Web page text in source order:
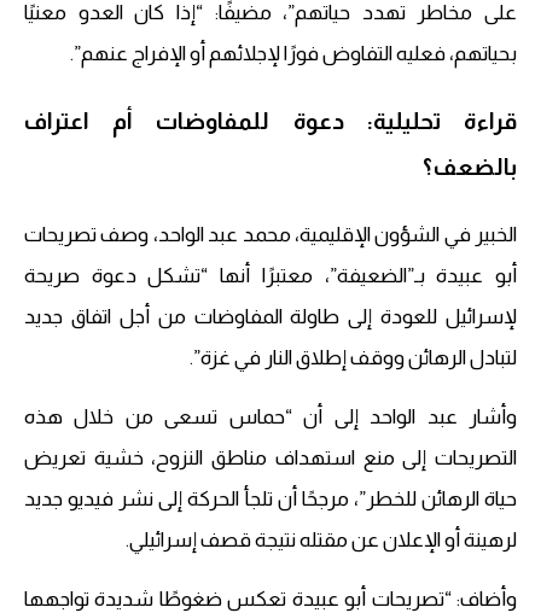
على مخاطر تهدد حياتهم”، مضيفًا: “إذا كان العدو معنيًا
بحياتهم، فعليه التفاوض فورًا لإجلائهم أو الإفراج عنهم”.
قراءة تحليلية: دعوة للمفاوضات أم اعتراف
بالضعف؟
الخبير في الشؤون الإقليمية، محمد عبد الواحد، وصف تصريحات
أبو عبيدة بـ”الضعيفة”، معتبرًا أنها “تشكل دعوة صريحة
لإسرائيل للعودة إلى طاولة المفاوضات من أجل اتفاق جديد
لتبادل الرهائن ووقف إطلاق النار في غزة”.
وأشار عبد الواحد إلى أن “حماس تسعى من خلال هذه
التصريحات إلى منع استهداف مناطق النزوح، خشية تعريض
حياة الرهائن للخطر”، مرجحًا أن تلجأ الحركة إلى نشر فيديو جديد
لرهينة أو الإعلان عن مقتله نتيجة قصف إسرائيلي.
وأضاف: “تصريحات أبو عبيدة تعكس ضغوطًا شديدة تواجهها